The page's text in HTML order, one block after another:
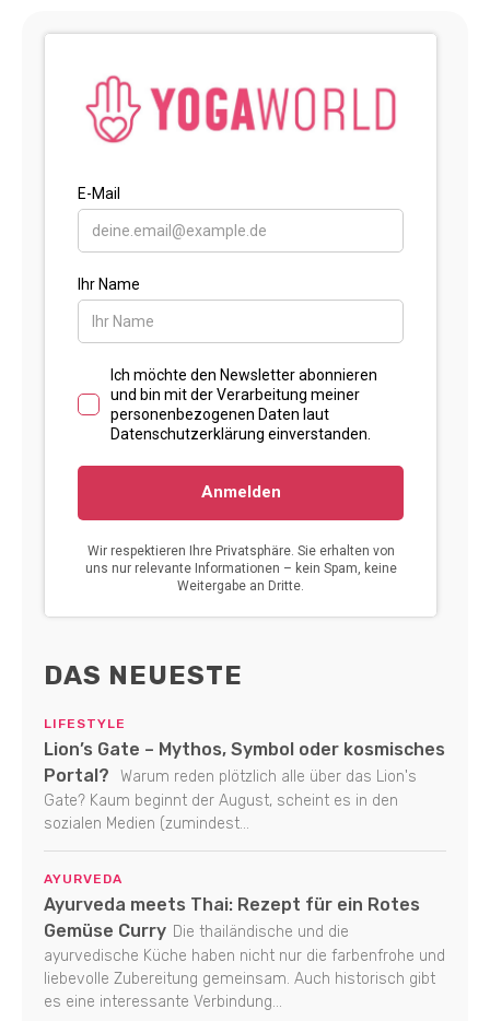
DAS NEUESTE
LIFESTYLE
Lion’s Gate – Mythos, Symbol oder kosmisches
Portal?
Warum reden plötzlich alle über das Lion's
Gate? Kaum beginnt der August, scheint es in den
sozialen Medien (zumindest...
AYURVEDA
Ayurveda meets Thai: Rezept für ein Rotes
Gemüse Curry Die thailändische und die
ayurvedische Küche haben nicht nur die farbenfrohe und
liebevolle Zubereitung gemeinsam. Auch historisch gibt
es eine interessante Verbindung...